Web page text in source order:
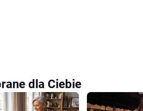
dla Ciebie